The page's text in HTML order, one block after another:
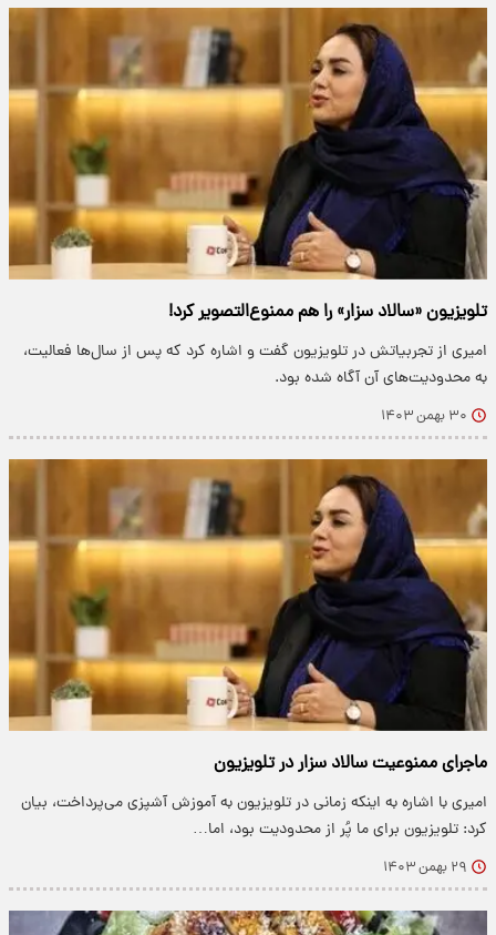
تلویزیون «سالاد سزار» را هم‌ ممنوع‌التصویر کرد!
امیری از تجربیاتش در تلویزیون گفت و اشاره کرد که پس از سال‌ها فعالیت،
به محدودیت‌های آن آگاه شده بود.
۳۰ بهمن ۱۴۰۳
ماجرای ممنوعیت سالاد سزار در تلویزیون
امیری با اشاره به اینکه زمانی در تلویزیون به آموزش آشپزی می‌پرداخت، بیان
کرد: تلویزیون برای ما پُر از محدودیت بود، اما…
۲۹ بهمن ۱۴۰۳